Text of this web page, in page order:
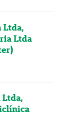
Ltda,
Ltda
Ltda,